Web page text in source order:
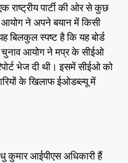
राष्ट्रीय पार्टी की ओर से कुछ
आयोग ने अपने बयान में किसी
बिलकुल स्पष्ट है कि यह बोर्ड
चुनाव आयोग ने मप्र के सीईओ
भेज दी थी। इसमें सीईओ को
के खिलाफ ईओडब्ल्यू में
कुमार आईपीएस अधिकारी हैं